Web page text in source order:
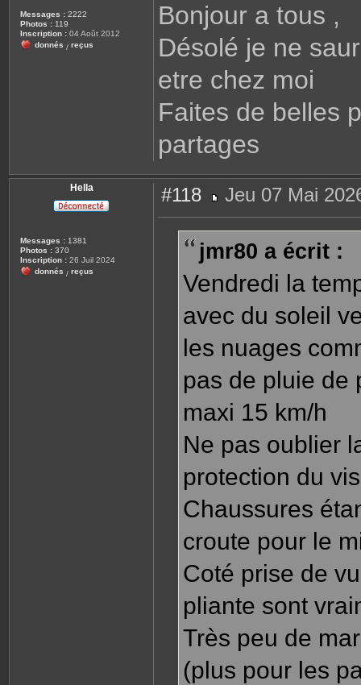
Messages : 2222
Photos : 119
Inscription : 04 Août 2012
donnés / reçus
a
e
Bonjour a tous ,
Désolé je ne
etre chez moi
Faites de belles
partages
Hella
Messages : 1381
Photos : 370
Inscription : 26 Juil 2024
donnés / reçus
#118
e
Jeu 07 Mai
jmr80 a écrit :
Vendredi la
avec du soleil
les nuages
pas de pluie de
maxi 15 km/h
Ne pas oublier
protection du
Chaussures
croute pour le
Coté prise de
pliante sont
Très peu de
(plus pour les